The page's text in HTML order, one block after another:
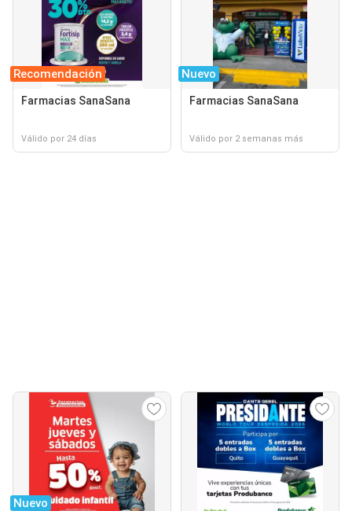
Recomendación
Farmacias SanaSana
Válido por 24 días
Nuevo
Farmacias SanaSana
Válido por 2 semanas más
Nuevo